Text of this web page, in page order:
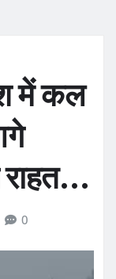
में कल
राहत…
0